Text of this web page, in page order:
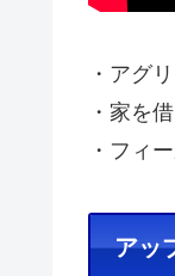
・アグ
・家を
・フィ
アッ